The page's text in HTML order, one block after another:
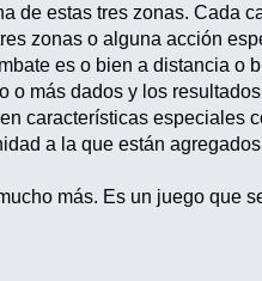
de estas tres zonas. Cada
zonas o alguna acción
es o bien a distancia
o más dados y los
características especiales
a la que están
más. Es un juego que